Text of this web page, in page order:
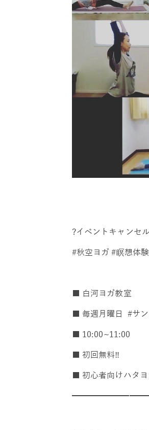
?イベントキャンセ
#秋空ヨガ #瞑想体
■ 白河ヨガ教室
■ 毎週月曜日 #サ
■ 10:00~11:00
■ 初回無料‼️
■ 初心者向けハタ